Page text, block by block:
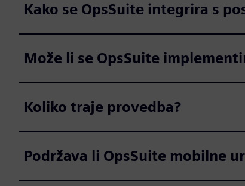
Kako se OpsSuite integrira s
Može li se OpsSuite
Koliko traje provedba?
Podržava li OpsSuite mobilne